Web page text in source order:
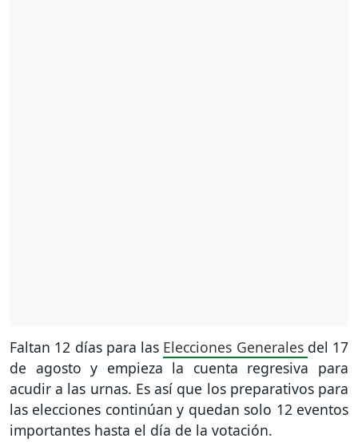
Faltan 12 días para las Elecciones Generales del 17
de agosto y empieza la cuenta regresiva para
acudir a las urnas. Es así que los preparativos para
las elecciones continúan y quedan solo 12 eventos
importantes hasta el día de la votación.